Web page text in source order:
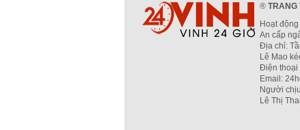
® TRANG
Hoạt
An cấp
Địa chỉ:
Lê Mao
Điện thoại
Email:
Người
Lê Thị